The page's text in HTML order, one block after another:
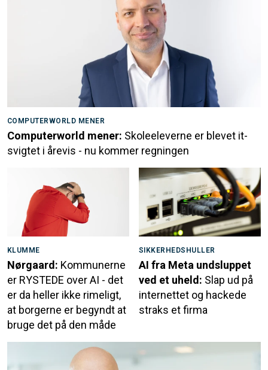
COMPUTERWORLD MENER
Computerworld mener: Skoleeleverne er blevet it-
svigtet i årevis - nu kommer regningen
KLUMME
Nørgaard: Kommunerne
er RYSTEDE over AI - det
er da heller ikke rimeligt,
at borgerne er begyndt at
bruge det på den måde
SIKKERHEDSHULLER
AI fra Meta undsluppet
ved et uheld: Slap ud på
internettet og hackede
straks et firma